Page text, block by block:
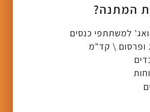
המתנה?
למשתתפי כנסים
ופרסום \ קד"מ